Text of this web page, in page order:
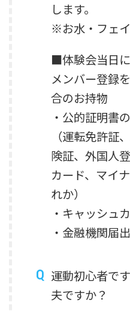
します。
※お水・フェイ
■体験会当日
メンバー登録
合のお持物
・公的証明書
（運転免許証
険証、外国人
カード、マイ
れか）
・キャッシュ
・金融機関届
運動初心者で
夫ですか？